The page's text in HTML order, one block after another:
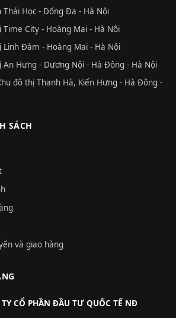
Thái Học - Đống Đa - Hà Nội
Time City - Hoàng Mai - Hà Nội
Linh Đàm - Hoàng Mai - Hà Nội
An Hưng - Dương Nội - Hà Đông - Hà Nội
đô thị Thanh Hà, Kiến Hưng - Hà Đông -
SÁCH
và giao hàng
TY CỔ PHẦN ĐẦU TƯ QUỐC TẾ NĐ